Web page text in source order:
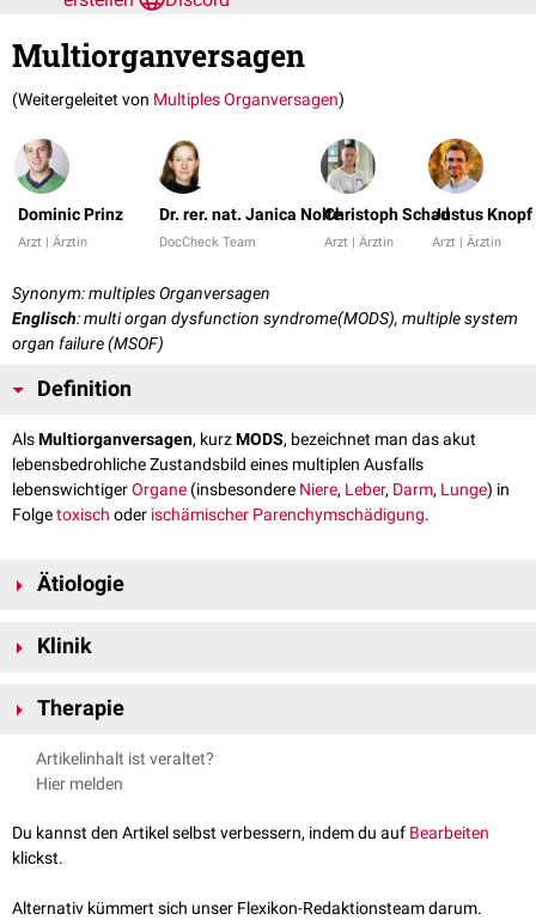
Multiorganversagen
(Weitergeleitet von Multiples Organversagen)
Dominic Prinz
Arzt | Ärztin
Dr. rer. nat. Janica Nolte
DocCheck Team
Christoph Schad
Arzt | Ärztin
Justus Knopf
Arzt | Ärztin
Synonym: multiples Organversagen
Englisch: multi organ dysfunction syndrome(MODS), multiple system
organ failure (MSOF)
Definition
AlsMultiorganversagen, kurzMODS, bezeichnet man das akut
lebensbedrohliche Zustandsbild eines multiplen Ausfalls
lebenswichtigerOrgane (insbesondere Niere, Leber, Darm, Lunge) in
Folgetoxisch oder ischämischer Parenchymschädigung.
Ätiologie
Intoxikationen
hypovolämischer Schock
septischer Schockund
progrediente
Klinik
Therapie
Ein Multiorganversagen weist eine hohe
deshalb eine intensivmedizinische
die medikamentöseSchockbekämpfung
und verschiedene
Organersatzverfahren
Hämodialyse
Artikelinhalt ist veraltet?
Hier melden
Du kannst den Artikel selbst verbessern, indem du auf Bearbeiten
klickst.
Alternativ kümmert sich unser Flexikon-Redaktionsteam darum.